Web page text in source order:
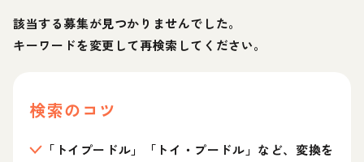
該当する募集が見つかりませんでした。
キーワードを変更して再検索してください。
検索のコツ
「トイプードル」「トイ・プードル」など、変換を